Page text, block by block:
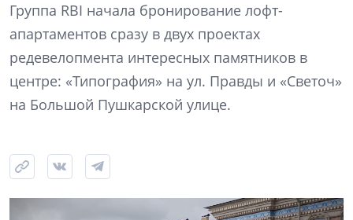
Группа RBI начала бронирование лофт-
апартаментов сразу в двух проектах
редевелопмента интересных памятников в
центре: «Типография» на ул. Правды и «Светоч»
на Большой Пушкарской улице.